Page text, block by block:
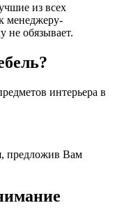
из всех
менеджеру-
не обязывает.
интерьера в
предложив Вам